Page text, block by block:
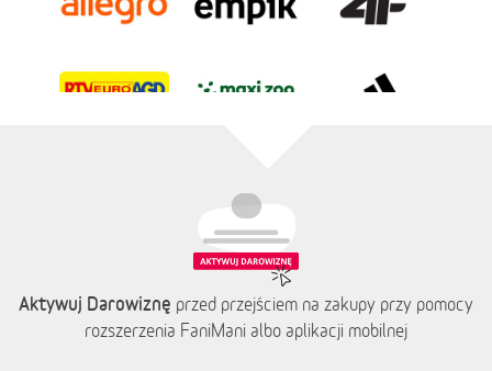
Aktywuj Darowiznę przed przejściem na zakupy przy pomocy
rozszerzenia FaniMani albo aplikacji mobilnej